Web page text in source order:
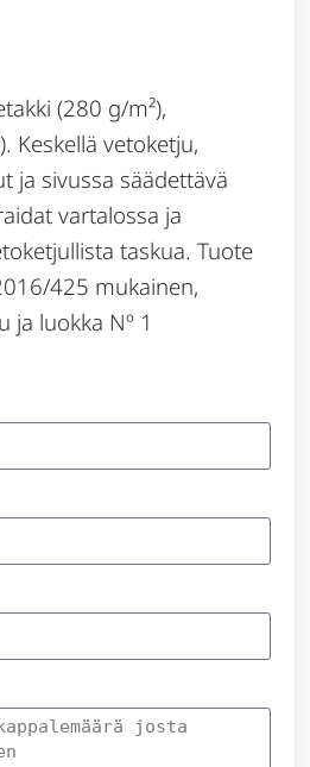
(280 g/m²),
Keskellä vetoketju,
ja sivussa säädettävä
vartalossa ja
taskua. Tuote
425 mukainen,
ja luokka Nº 1